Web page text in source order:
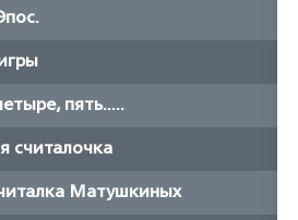
пять.....
считалочка
Матушкиных